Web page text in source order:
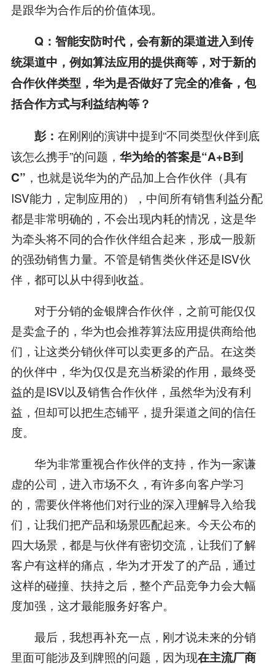
是跟华为合作后的价值体现。
Q：智能安防时代，会有新的渠道进入到传
统渠道中，例如算法应用的提供商等，对于新的
合作伙伴类型，华为是否做好了完全的准备，包
括合作方式与利益结构等？
彭： 在刚刚的演讲中提到“不同类型伙伴到底
该怎么携手”的问题， 华为给的答案是“A+B到
C” ，也就是说华为的产品加上合作伙伴（具有
ISV能力，定制应用的），中间所有销售利益分配
都是非常明确的，不会出现内耗的情况，这是华
为牵头将不同的合作伙伴组合起来，形成一股新
的强劲销售力量。不管是销售类伙伴还是ISV伙
伴，都可以从中得到收益。
对于分销的金银牌合作伙伴，之前可能仅仅
是卖盒子的，华为也会推荐算法应用提供商给他
们，让这类分销伙伴可以卖更多的产品。在这类
的伙伴中，华为仅仅是充当桥梁的作用，最终受
益的是ISV以及销售合作伙伴，虽然华为没有利
益，但却可以把生态铺平，提升渠道之间的信任
度。
华为非常重视合作伙伴的支持，作为一家谦
虚的公司，进入市场不久，有许多向客户学习
的，需要伙伴将他们对行业的深入理解导入给我
们，让我们把产品和场景匹配起来。今天公布的
四大场景，都是与伙伴有密切交流，让我们了解
客户有这样的痛点，华为才开发了的产品，通过
这样的碰撞、扶持之后，整个产品竞争力会大幅
度加强，这才最能服务好客户。
最后，我想再补充一点，刚才说未来的分销
里面可能涉及到牌照的问题，因为现在主流厂商